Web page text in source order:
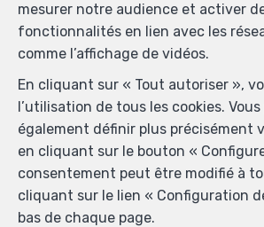
Localiser sur la
mesurer notre audience et activer
fonctionnalités en lien avec les
comme l’affichage de vidéos.
En cliquant sur « Tout autoriser »,
l’utilisation de tous les cookies.
également définir plus précisément
en cliquant sur le bouton «
consentement peut être modifié à
cliquant sur le lien « Configuration
bas de chaque page.